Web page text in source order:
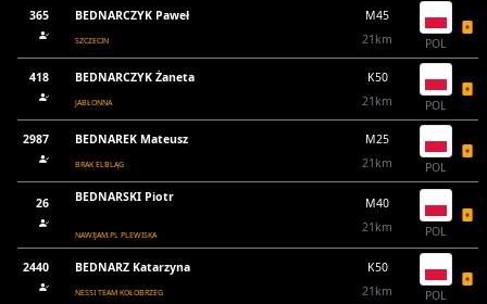
365 BEDNARCZYK Paweł
SZCZECIN
M45
21km
POL
418 BEDNARCZYK Żaneta
JABŁONNA
K50
21km
POL
2987 BEDNAREK Mateusz
BRAK ELBLĄG
M25
21km
POL
26 BEDNARSKI Piotr
NAWIJAM.PL PLEWISKA
M40
21km
POL
2440 BEDNARZ Katarzyna
NESSI TEAM KOŁOBRZEG
K50
21km
POL